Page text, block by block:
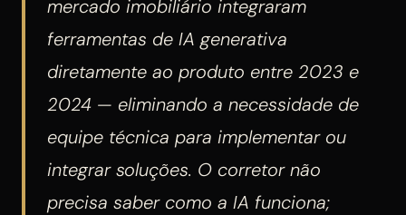
mercado imobiliário integraram
ferramentas de IA generativa
diretamente ao produto entre 2023 e
2024 — eliminando a necessidade de
equipe técnica para implementar ou
integrar soluções. O corretor não
precisa saber como a IA funciona;